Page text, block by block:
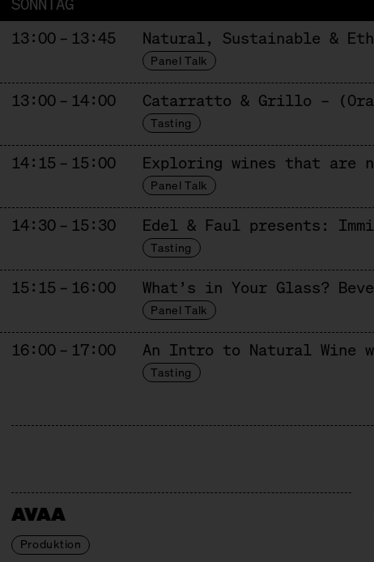
13:00 – 13:45
Natural, Sustainable &
Panel Talk
13:00 – 14:00 Catarratto & Grillo –
Tasting
14:15 – 15:00 Exploring wines that are
Panel Talk
14:30 – 15:30 Edel & Faul presents:
Tasting
15:15 – 16:00 What’s in Your Glass?
Panel Talk
16:00 – 17:00 An Intro to Natural Wine
Tasting
AVAA
Produktion